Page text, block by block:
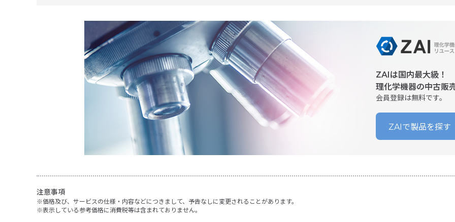
ZAIは国内最大級！
理化学機器の中古販
会員登録は無料です。
ZAIで製品を探す
注意事項
価格及び、サービスの仕様・内容などにつきまして、予告なしに変更されることがあります。
表示している参考価格に消費税等は含まれておりません。